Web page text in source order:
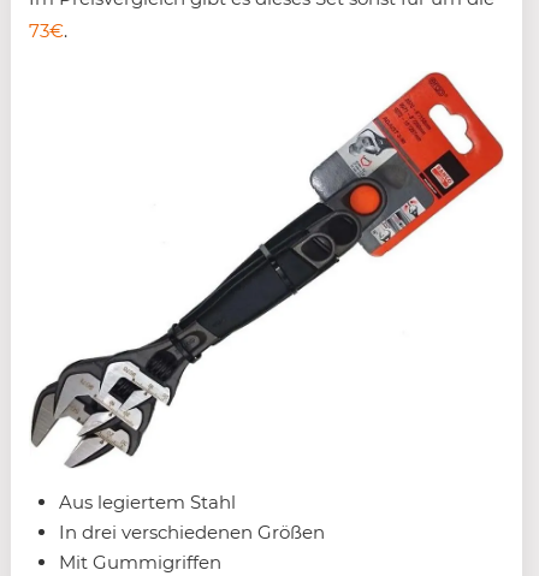
73€.
Aus legiertem Stahl
In drei verschiedenen Größen
Mit Gummigriffen